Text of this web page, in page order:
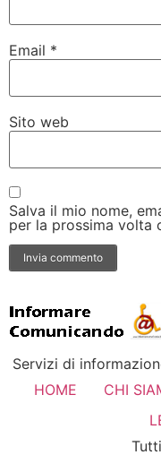
Email *
Sito web
Salva il mio nome,
per la prossima volta
Servizi di
HOME
CHI